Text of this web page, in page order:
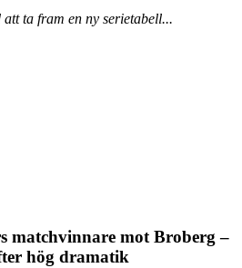
ta fram en ny serietabell...
matchvinnare mot Broberg –
hög dramatik